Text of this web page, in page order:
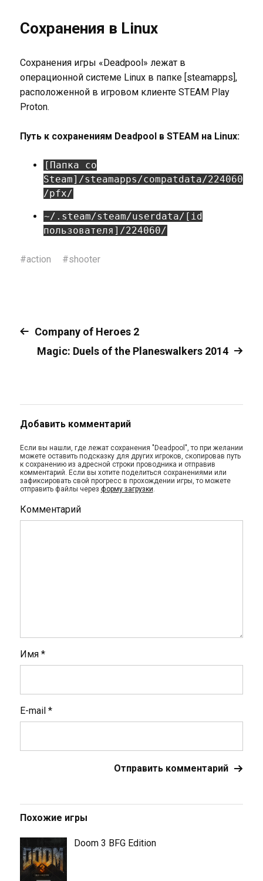
Сохранения в Linux
Сохранения игры «Deadpool» лежат в
операционной системе Linux в папке [steamapps],
расположенной в игровом клиенте STEAM Play
Proton.
Путь к сохранениям Deadpool в STEAM на Linux:
[Папка со
Steam]/steamapps/compatdata/224060
/pfx/
~/.steam/steam/userdata/[id
пользователя]/224060/
#action #shooter
Company of Heroes 2
Magic: Duels of the Planeswalkers 2014
Добавить комментарий
Если вы нашли, где лежат сохранения "Deadpool", то при желании
можете оставить подсказку для других игроков, скопировав путь
к сохранению из адресной строки проводника и отправив
комментарий. Если вы хотите поделиться сохранениями или
зафиксировать свой прогресс в прохождении игры, то можете
отправить файлы через форму загрузки.
Комментарий
Имя *
E-mail *
Похожие игры
Doom 3 BFG Edition